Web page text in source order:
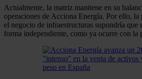
Actualmente, la matriz mantiene en su
operaciones de Acciona Energía. Por ello,
el negocio de infraestructuras supondría que
forma independiente, como ya ocurre con la